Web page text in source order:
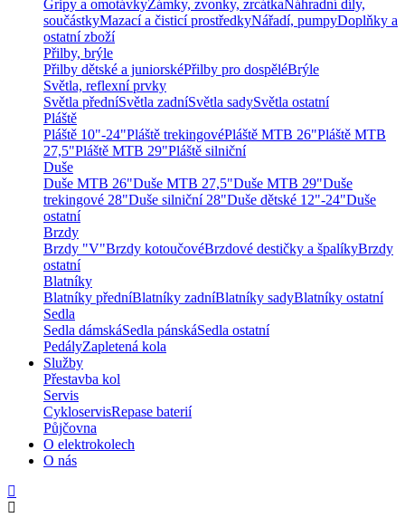
Gripy a omotávkyZámky, zvonky, zrcátkaNáhradní díly,
součástkyMazací a čisticí prostředkyNářadí, pumpyDoplňky a
ostatní zboží
Přilby, brýle
Přilby dětské a juniorskéPřilby pro dospěléBrýle
Světla, reflexní prvky
Světla předníSvětla zadníSvětla sadySvětla ostatní
Pláště
Pláště 10"-24"Pláště trekingovéPláště MTB 26"Pláště MTB
27,5"Pláště MTB 29"Pláště silniční
Duše
Duše MTB 26"Duše MTB 27,5"Duše MTB 29"Duše
trekingové 28"Duše silniční 28"Duše dětské 12"-24"Duše
ostatní
Brzdy
Brzdy "V"Brzdy kotoučovéBrzdové destičky a špalíkyBrzdy
ostatní
Blatníky
Blatníky předníBlatníky zadníBlatníky sadyBlatníky ostatní
Sedla
Sedla dámskáSedla pánskáSedla ostatní
PedályZapletená kola
Služby
Přestavba kol
Servis
CykloservisRepase baterií
Půjčovna
O elektrokolech
O nás